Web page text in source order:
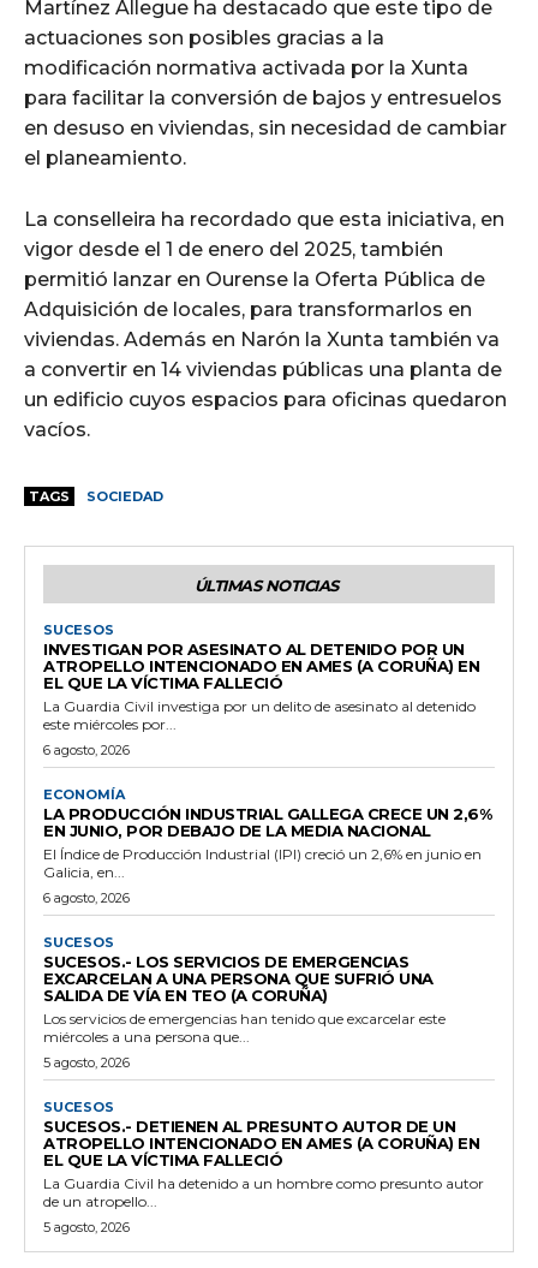
Martínez Allegue ha destacado que este tipo de
actuaciones son posibles gracias a la
modificación normativa activada por la Xunta
para facilitar la conversión de bajos y entresuelos
en desuso en viviendas, sin necesidad de cambiar
el planeamiento.
La conselleira ha recordado que esta iniciativa, en
vigor desde el 1 de enero del 2025, también
permitió lanzar en Ourense la Oferta Pública de
Adquisición de locales, para transformarlos en
viviendas. Además en Narón la Xunta también va
a convertir en 14 viviendas públicas una planta de
un edificio cuyos espacios para oficinas quedaron
vacíos.
TAGS SOCIEDAD
ÚLTIMAS NOTICIAS
SUCESOS
INVESTIGAN POR ASESINATO AL DETENIDO POR UN
ATROPELLO INTENCIONADO EN AMES (A CORUÑA) EN
EL QUE LA VÍCTIMA FALLECIÓ
La Guardia Civil investiga por un delito de asesinato al detenido
este miércoles por...
6 agosto, 2026
ECONOMÍA
LA PRODUCCIÓN INDUSTRIAL GALLEGA CRECE UN 2,6%
EN JUNIO, POR DEBAJO DE LA MEDIA NACIONAL
El Índice de Producción Industrial (IPI) creció un 2,6% en junio en
Galicia, en...
6 agosto, 2026
SUCESOS
SUCESOS.- LOS SERVICIOS DE EMERGENCIAS
EXCARCELAN A UNA PERSONA QUE SUFRIÓ UNA
SALIDA DE VÍA EN TEO (A CORUÑA)
Los servicios de emergencias han tenido que excarcelar este
miércoles a una persona que...
5 agosto, 2026
SUCESOS
SUCESOS.- DETIENEN AL PRESUNTO AUTOR DE UN
ATROPELLO INTENCIONADO EN AMES (A CORUÑA) EN
EL QUE LA VÍCTIMA FALLECIÓ
La Guardia Civil ha detenido a un hombre como presunto autor
de un atropello...
5 agosto, 2026